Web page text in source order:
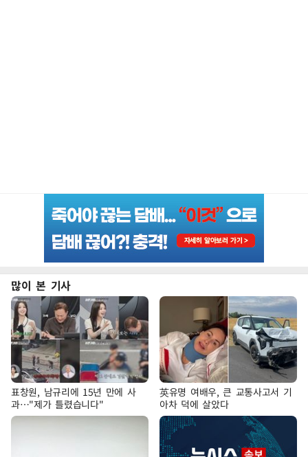
많이 본 기사
표창원, 남규리에 15년 만에 사
과…"제가 틀렸습니다"
英유명 여배우, 큰 교통사고서 기
아차 덕에 살았다